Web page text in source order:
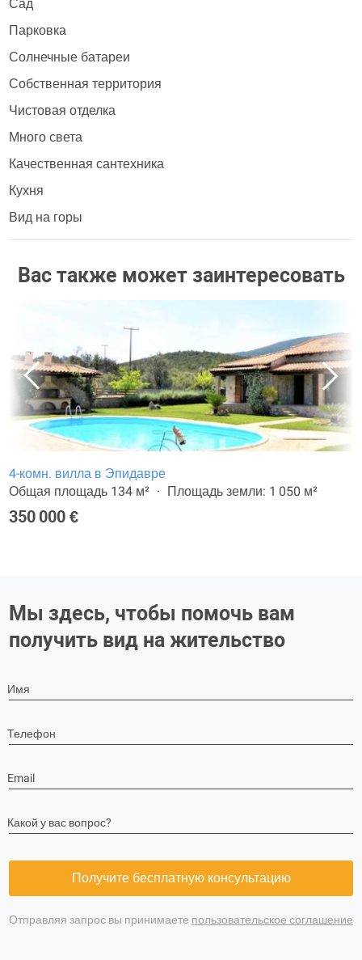
Сад
Парковка
Солнечные батареи
Собственная территория
Чистовая отделка
Много света
Качественная сантехника
Кухня
Вид на горы
Вас также может заинтересовать
4-комн. вилла в Эпидавре
Общая площадь 134 м²
Площадь земли: 1 050 м²
350 000 €
Мы здесь, чтобы помочь вам
получить вид на жительство
Имя
Телефон
Email
Какой у вас вопрос?
Получите бесплатную консультацию
Отправляя запрос вы принимаете пользовательское соглашение